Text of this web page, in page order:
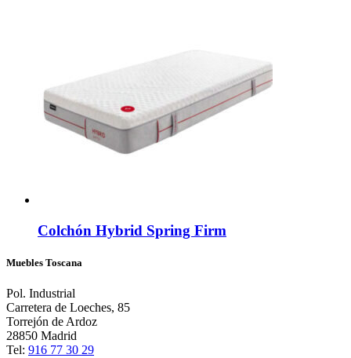
Colchón Hybrid Spring Firm
Muebles Toscana
Pol. Industrial
Carretera de Loeches, 85
Torrejón de Ardoz
28850 Madrid
Tel: 916 77 30 29